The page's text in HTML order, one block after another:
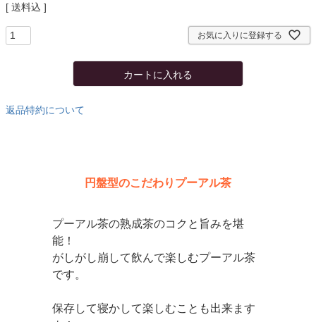
送料込
お気に入りに登録する
カートに入れる
返品特約について
円盤型のこだわりプーアル茶
プーアル茶の熟成茶のコクと旨みを堪
能！
がしがし崩して飲んで楽しむプーアル茶
です。
保存して寝かして楽しむことも出来ます